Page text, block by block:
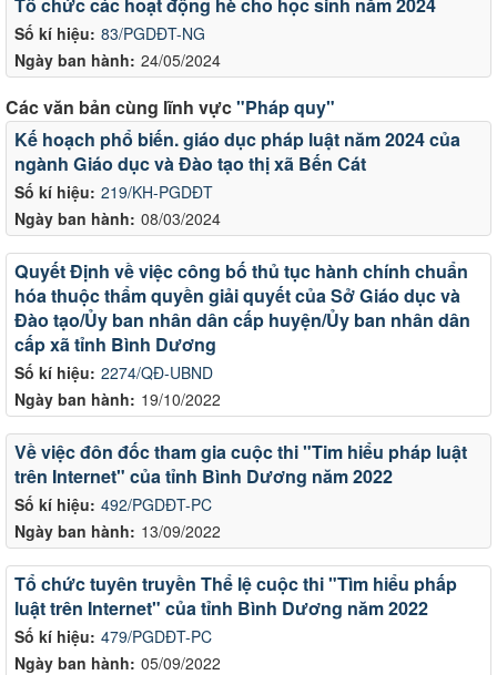
Số kí hiệu: 83/PGDĐT-NG
Ngày ban hành: 24/05/2024
Các văn bản cùng lĩnh vực"Pháp quy"
Số kí hiệu: 219/KH-PGDĐT
Ngày ban hành: 08/03/2024
Kế hoạch phổ biến. giáo dục pháp luật năm 2024 của
ngành Giáo dục và Đào tạo thị xã Bến Cát
Số kí hiệu: 2274/QĐ-UBND
Ngày ban hành: 19/10/2022
Quyết Định về việc công bố thủ tục hành chính chuẩn
hóa thuộc thẩm quyền giải quyết của Sở Giáo dục và
Đào tạo/Ủy ban nhân dân cấp huyện/Ủy ban nhân dân
cấp xã tỉnh Bình Dương
Số kí hiệu: 492/PGDĐT-PC
Ngày ban hành: 13/09/2022
Về việc đôn đốc tham gia cuộc thi "Tim hiểu pháp luật
trên Internet" của tỉnh Bình Dương năm 2022
Số kí hiệu: 479/PGDĐT-PC
Ngày ban hành: 05/09/2022
Tổ chức tuyên truyền Thể lệ cuộc thi "Tìm hiểu phấp
luật trên Internet" của tỉnh Bình Dương năm 2022